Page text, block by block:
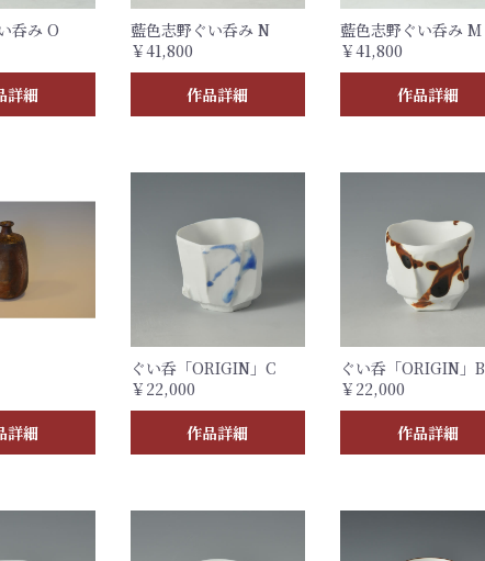
呑み O
詳細
藍色志野ぐい呑み N
￥41,800
作品詳細
藍色志野ぐい呑み M
￥41,800
作品詳細
詳細
ぐい呑「ORIGIN」C
￥22,000
作品詳細
ぐい呑「ORIGIN」B
￥22,000
作品詳細